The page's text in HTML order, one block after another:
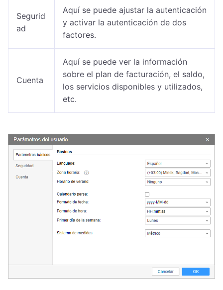
Segurid
ad
Aquí se puede ajustar la autenticación
y activar la autenticación de dos
factores.
Cuenta
Aquí se puede ver la información
sobre el plan de facturación, el saldo,
los servicios disponibles y utilizados,
etc.